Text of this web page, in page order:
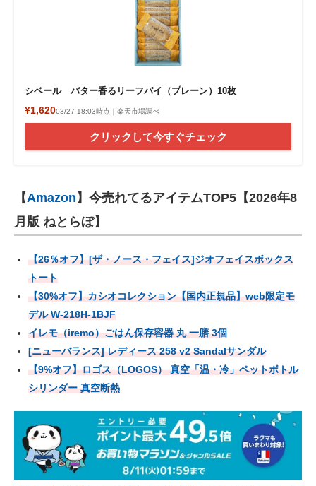
シベール バター香るリーフパイ（プレーン）10枚
¥1,62003/27 18:03時点｜楽天市場調べ
クリックして今すぐチェック
【Amazon 】今売れてるアイテムTOP5【2026年8
月版 ねとらぼ】
【26％オフ】[ザ・ノース・フェイス]ジオフェイスボックス
トート
【30%オフ】カシオコレクション【国内正規品】web限定モ
デル W-218H-1BJF
イレモ（iremo）ごはん保存容器 丸 一膳 3個
[ニューバランス] レディース 258 v2 Sandalサンダル
【9%オフ】ロゴス（LOGOS） 真空「温・冷」ペットボトル
シリンダー 真空断熱